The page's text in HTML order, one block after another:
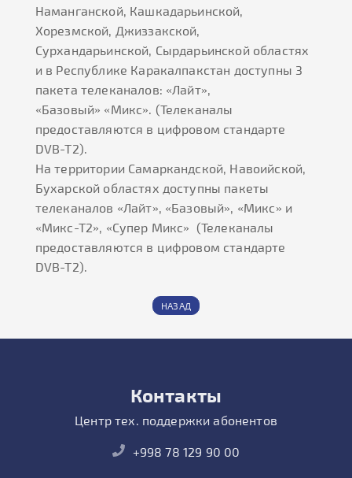
Наманганской, Кашкадарьинской,
Хорезмской, Джиззакской,
Сурхандарьинской, Сырдарьинской областях
и в Республике Каракалпакстан доступны 3
пакета телеканалов: «Лайт»,
«Базовый» «Микс». (Телеканалы
предоставляются в цифровом стандарте
DVB-T2).
На территории Самаркандской, Навоийской,
Бухарской областях доступны пакеты
телеканалов «Лайт», «Базовый», «Микс» и
«Микс-Т2», «Супер Микс» (Телеканалы
предоставляются в цифровом стандарте
DVB-T2).
НАЗАД
Контакты
Центр тех. поддержки абонентов
+998 78 129 90 00